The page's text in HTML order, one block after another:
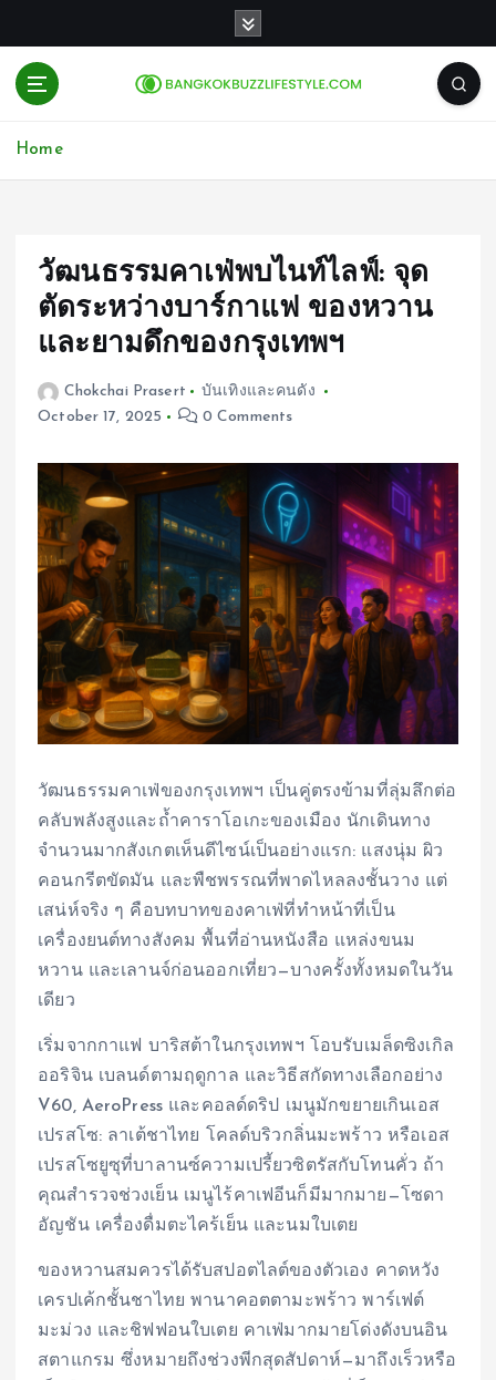
Home
วัฒนธรรมคาเฟ่พบไนท์ไลฟ์: จุด
ตัดระหว่างบาร์กาแฟ ของหวาน
และยามดึกของกรุงเทพฯ
Chokchai Prasert
บันเทิงและคนดัง
October 17, 2025
0 Comments
วัฒนธรรมคาเฟ่ของกรุงเทพฯ เป็นคู่ตรงข้ามที่ลุ่มลึกต่อ
คลับพลังสูงและถ้ำคาราโอเกะของเมือง นักเดินทาง
จำนวนมากสังเกตเห็นดีไซน์เป็นอย่างแรก: แสงนุ่ม ผิว
คอนกรีตขัดมัน และพืชพรรณที่พาดไหลลงชั้นวาง แต่
เสน่ห์จริง ๆ คือบทบาทของคาเฟ่ที่ทำหน้าที่เป็น
เครื่องยนต์ทางสังคม พื้นที่อ่านหนังสือ แหล่งขนม
หวาน และเลานจ์ก่อนออกเที่ยว—บางครั้งทั้งหมดในวัน
เดียว
เริ่มจากกาแฟ บาริสต้าในกรุงเทพฯ โอบรับเมล็ดซิงเกิล
ออริจิน เบลนด์ตามฤดูกาล และวิธีสกัดทางเลือกอย่าง
V60, AeroPress และคอลด์ดริป เมนูมักขยายเกินเอส
เปรสโซ: ลาเต้ชาไทย โคลด์บริวกลิ่นมะพร้าว หรือเอส
เปรสโซยูซุที่บาลานซ์ความเปรี้ยวซิตรัสกับโทนคั่ว ถ้า
คุณสำรวจช่วงเย็น เมนูไร้คาเฟอีนก็มีมากมาย—โซดา
อัญชัน เครื่องดื่มตะไคร้เย็น และนมใบเตย
ของหวานสมควรได้รับสปอตไลต์ของตัวเอง คาดหวัง
เครปเค้กชั้นชาไทย พานาคอตตามะพร้าว พาร์เฟต์
มะม่วง และชิฟฟอนใบเตย คาเฟ่มากมายโด่งดังบนอิน
สตาแกรม ซึ่งหมายถึงช่วงพีกสุดสัปดาห์—มาถึงเร็วหรือ